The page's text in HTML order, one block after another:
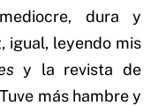
dura y
igual, leyendo mis
y la revista de
más hambre y